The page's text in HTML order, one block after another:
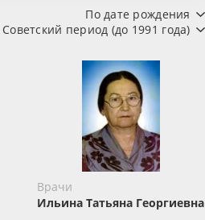
По дате рождения
Советский период (до 1991 года)
Врачи
Ильина Татьяна Георгиевна